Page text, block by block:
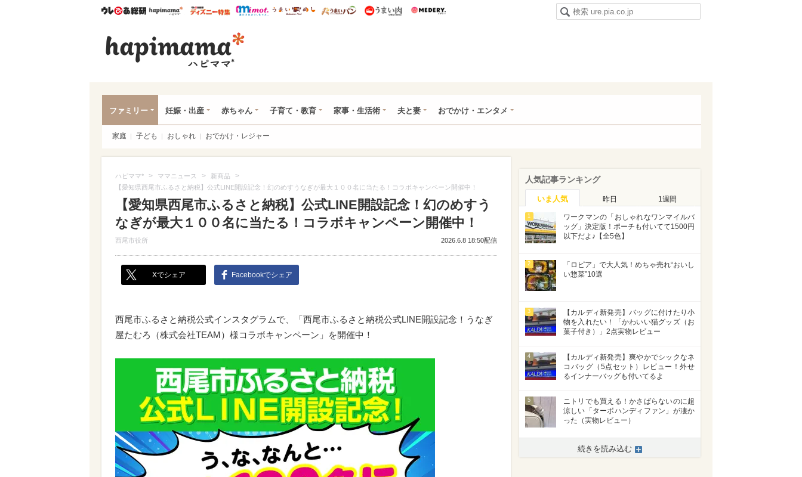
ウレぴあ総研ハピママ* ウレぴあ総研 ディズニー特集
mimot. うまいめし うまいパン うまい肉
ファミリー 妊娠・出産 赤ちゃん 子育て・教育 家事・生活術 夫と妻 おでかけ・エンタメ
家庭 子ども おしゃれ おでかけ・レジャー
ハピママ* > ママニュース > 新商品 >
【愛知県西尾市ふるさと納税】公式LINE開設記念！幻のめすうなぎが最大１００名に当たる！コラボキャンペーン開催中！
【愛知県西尾市ふるさと納税】公式LINE開設記念！幻のめすう
なぎが最大１００名に当たる！コラボキャンペーン開催中！
西尾市役所 2026.6.8 18:50配信
Xでシェア Facebookでシェア
西尾市ふるさと納税公式インスタグラムで、「西尾市ふるさと納税公式LINE開設記念！うなぎ
屋たむろ（株式会社TEAM）様コラボキャンペーン」を開催中！
人気記事ランキング
いま人気 昨日 1週間
1
ワークマンの「おしゃれなワンマイルバ
ッグ」決定版！ポーチも付いてて1500円
以下だよ♪【全5色】
2
「ロピア」で大人気！めちゃ売れ“おいし
い惣菜”10選
3
【カルディ新発売】バッグに付けたり小
物を入れたい！「かわいい猫グッズ（お
菓子付き）」2点実物レビュー
4
【カルディ新発売】爽やかでシックなネ
コバッグ（5点セット）レビュー！外せ
るインナーバッグも付いてるよ
5
ニトリでも買える！かさばらないのに超
涼しい「ターボハンディファン」が凄か
った（実物レビュー）
続きを読み込む